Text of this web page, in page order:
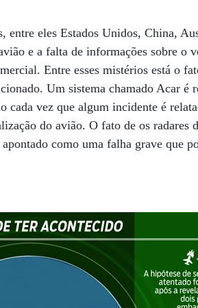
entre eles Estados Unidos, China,
e a falta de informações sobre o
Entre esses mistérios está o
Um sistema chamado Acar é
cada vez que algum incidente é
do avião. O fato de os radares
como uma falha grave que